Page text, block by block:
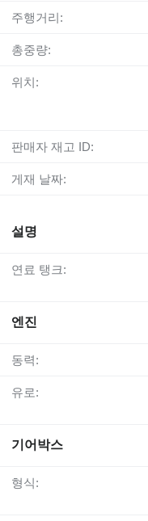
주행거리:
총중량:
위치:
판매자 재고 ID:
게재 날짜:
설명
연료 탱크:
엔진
동력:
유로:
기어박스
형식: